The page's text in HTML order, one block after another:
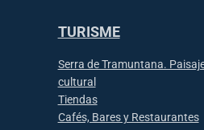
TURISME
Serra de Tramuntana.
cultural
Tiendas
Cafés, Bares y Restaurantes